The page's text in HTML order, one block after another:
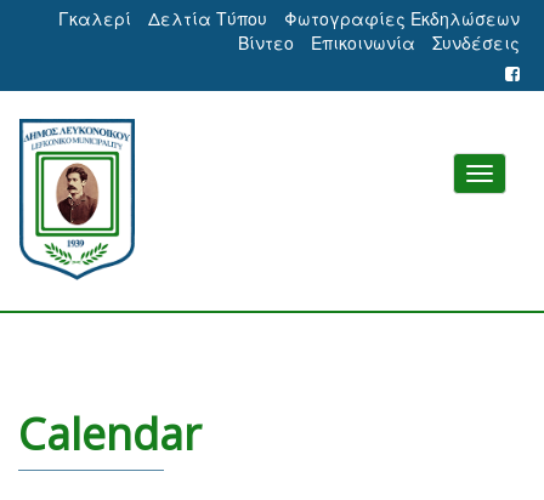
Γκαλερί Δελτία Τύπου
Φωτογραφίες Εκδηλώσεων
Βίντεο
Επικοινωνία Συνδέσεις
Calendar